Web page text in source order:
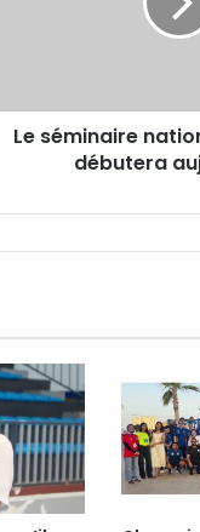
Le séminaire
débutera